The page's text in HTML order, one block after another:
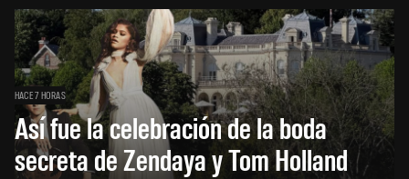
HACE 7 HORAS
Así fue la celebración de la boda
secreta de Zendaya y Tom Holland